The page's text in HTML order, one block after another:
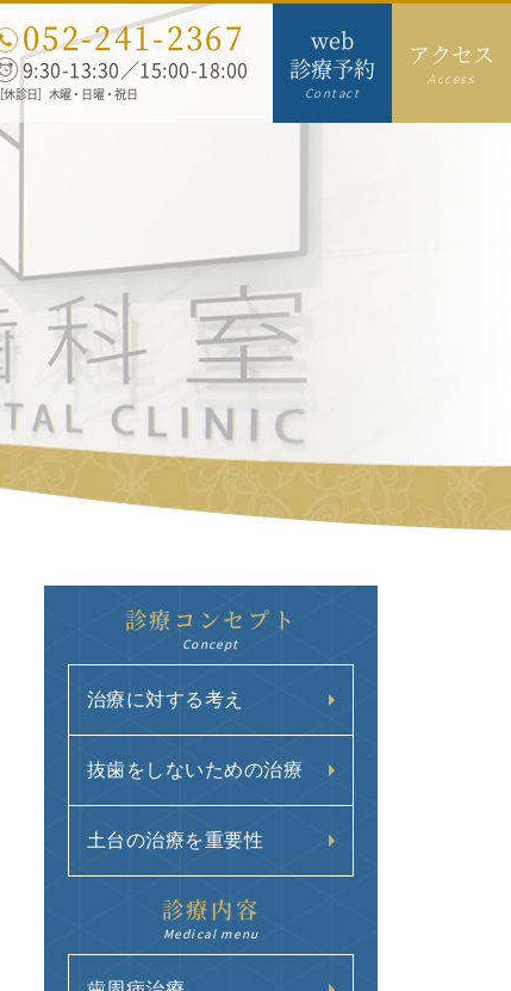
052-241-2367
9:30-13:30／15:00-18:00
［休診日］木曜・日曜・祝日
web
診療予約
Contact
アクセス
Access
診療コンセプト
Concept
治療に対する考え
抜歯をしないための治療
土台の治療を重要性
診療内容
Medical menu